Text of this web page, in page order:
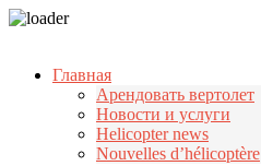
Главная
Арендовать вертолет
Новости и услуги
Helicopter news
Nouvelles d’hélicoptère